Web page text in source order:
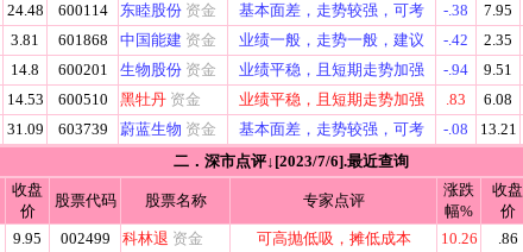
24.48 600114 东睦股份 资金 基本面差，走势较强，可考 -.38 7.95
3.81 601868 中国能建 资金 业绩一般，走势一般，建议 -.42 2.35
14.8 600201 生物股份 资金 业绩平稳，且短期走势加强 -.94 9.51
14.53 600510 黑牡丹 资金 业绩平稳，且短期走势加强 .83 6.08
31.09 603739 蔚蓝生物 资金 基本面差，走势较强，可考 -.08 13.21
二．深市点评↓[2023/7/6].最近查询
收盘
价
股票代码 股票名称 专家点评
涨跌
幅%
收盘
价
9.95 002499 科林退 资金 可高抛低吸，摊低成本 10.26 .86